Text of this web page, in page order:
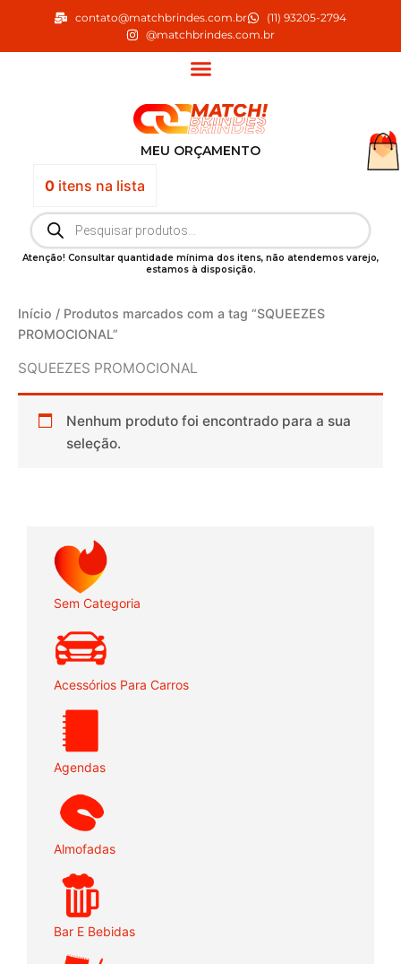
o
contato@matchbrindes.com.br
(11) 93205-2794
@matchbrindes.com.br
MEU ORÇAMENTO
0itens na lista
Pesquisar
produtos
Atenção! Consultar quantidade mínima dos itens, não atendemos varejo,
estamos à disposição.
Sem Categoria
Acessórios Para Carros
Agendas
Almofadas
Bar E Bebidas
Início / Produtos marcados com a tag “SQUEEZES
PROMOCIONAL”
SQUEEZES PROMOCIONAL
Nenhum produto foi encontrado para a sua
seleção.